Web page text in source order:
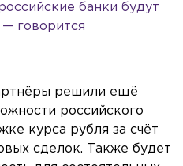
банки будут
говорится
решили ещё
российского
курса рубля за счёт
сделок. Также будет